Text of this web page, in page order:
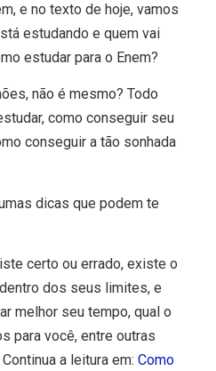
e no texto de hoje, vamos
estudando e quem vai
estudar para o Enem?
não é mesmo? Todo
como conseguir seu
conseguir a tão sonhada
dicas que podem te
certo ou errado, existe o
dos seus limites, e
melhor seu tempo, qual o
para você, entre outras
a leitura em: Como